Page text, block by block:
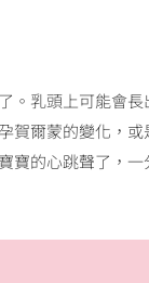
。乳頭上可能會
賀爾蒙的變化，或
寶的心跳聲了，一